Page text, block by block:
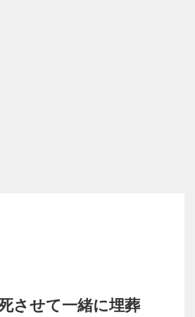
させて一緒に埋葬